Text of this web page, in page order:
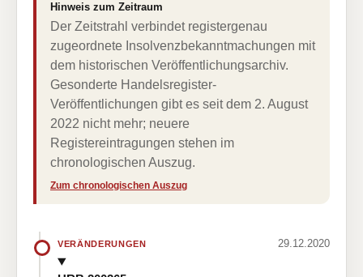
Hinweis zum Zeitraum
Der Zeitstrahl verbindet registergenau
zugeordnete Insolvenzbekanntmachungen mit
dem historischen Veröffentlichungsarchiv.
Gesonderte Handelsregister-
Veröffentlichungen gibt es seit dem 2. August
2022 nicht mehr; neuere
Registereintragungen stehen im
chronologischen Auszug.
Zum chronologischen Auszug
VERÄNDERUNGEN 29.12.2020